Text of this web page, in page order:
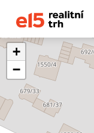
+
−